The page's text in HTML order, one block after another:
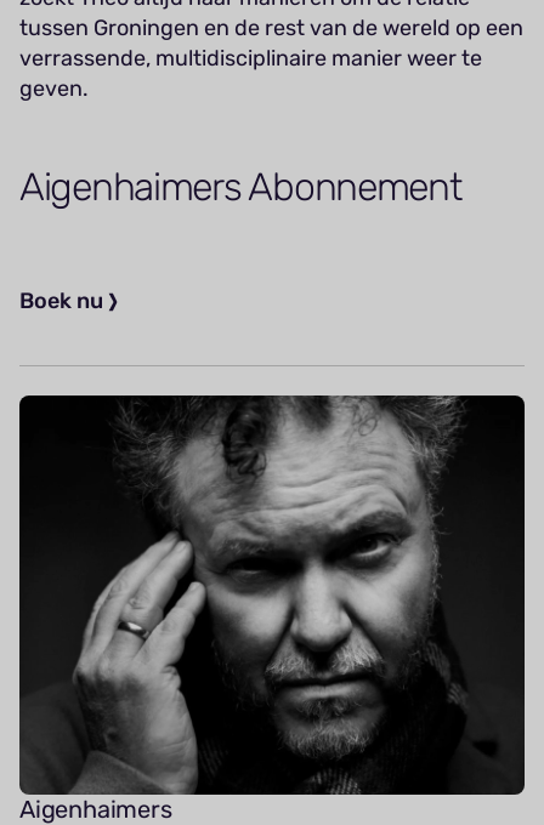
tussen Groningen en de rest van de wereld op een
verrassende, multidisciplinaire manier weer te
geven.
Aigenhaimers Abonnement
Boek nu
Aigenhaimers